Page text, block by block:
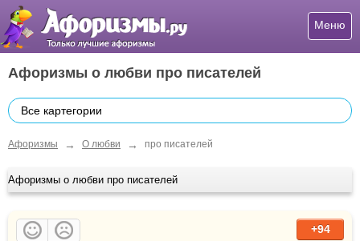
Меню
Афоризмы о любви про писателей
Все картегории
Афоризмы → О любви → про писателей
Афоризмы о любви про писателей
+94